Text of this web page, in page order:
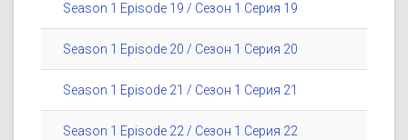
Season 1 Episode 19 / Сезон 1 Серия 19
Season 1 Episode 20 / Сезон 1 Серия 20
Season 1 Episode 21 / Сезон 1 Серия 21
Season 1 Episode 22 / Сезон 1 Серия 22